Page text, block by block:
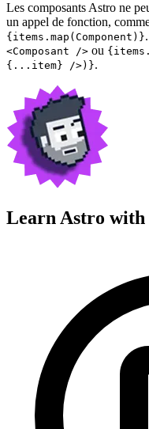
Les composants Astro ne
un appel de fonction,
{items.map(Component)}
<Composant /> ou
{...item} />)}.
Learn Astro with